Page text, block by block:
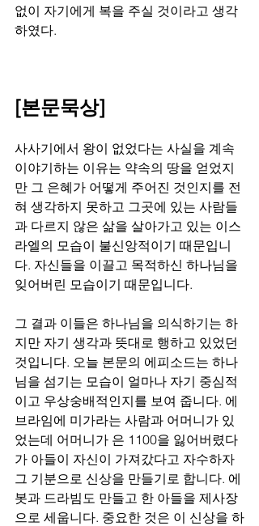
없이 자기에게 복을 주실 것이라고 생각
하였다.
[본문묵상]
사사기에서 왕이 없었다는 사실을 계속
이야기하는 이유는 약속의 땅을 얻었지
만 그 은혜가 어떻게 주어진 것인지를 전
혀 생각하지 못하고 그곳에 있는 사람들
과 다르지 않은 삶을 살아가고 있는 이스
라엘의 모습이 불신앙적이기 때문입니
다. 자신들을 이끌고 목적하신 하나님을
잊어버린 모습이기 때문입니다.
그 결과 이들은 하나님을 의식하기는 하
지만 자기 생각과 뜻대로 행하고 있었던
것입니다. 오늘 본문의 에피소드는 하나
님을 섬기는 모습이 얼마나 자기 중심적
이고 우상숭배적인지를 보여 줍니다. 에
브라임에 미가라는 사람과 어머니가 있
었는데 어머니가 은 1100을 잃어버렸다
가 아들이 자신이 가져갔다고 자수하자
그 기분으로 신상을 만들기로 합니다. 에
봇과 드라빔도 만들고 한 아들을 제사장
으로 세웁니다. 중요한 것은 이 신상을 하